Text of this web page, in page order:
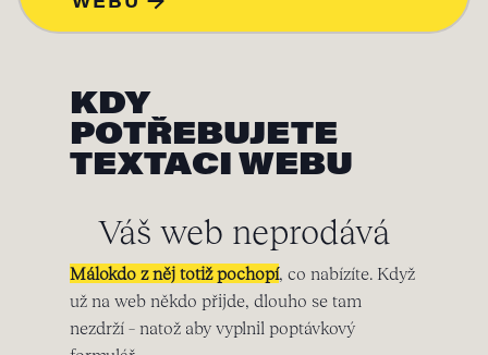
KDY
POTŘEBUJETE
TEXTACI WEBU
Váš web neprodává
Málokdo z něj totiž pochopí, co nabízíte. Když
už na web někdo přijde, dlouho se tam
nezdrží – natož aby vyplnil poptávkový